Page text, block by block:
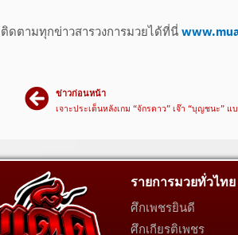
ติดตามทุกข่าวสารวงการมวยได้ที่นี่
ข่าวก่อนหน้า
เจาะประเด็นหลังเกม “จักรดาว” เจ๊า “บุญชนะ” แ
รายการมวยทั่วไทย
ศึกเพชรยินดี
ศึกเกียรติเพชร